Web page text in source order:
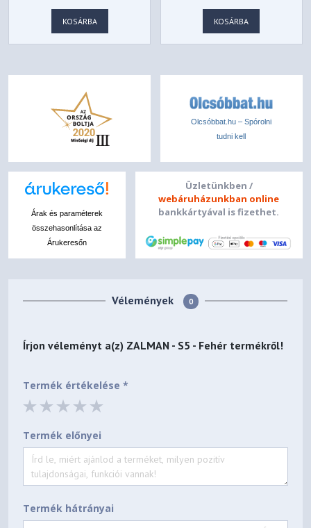
KOSÁRBA KOSÁRBA
Olcsóbbat.hu – Spórolni
tudni kell
Árak és paraméterek
összehasonlítása az
Árukeresőn
Üzletünkben /
webáruházunkban online
bankkártyával is fizethet.
Vélemények 0
Írjon véleményt a(z) ZALMAN - S5 - Fehér termékről!
Termék értékelése *
Termék előnyei
Termék hátrányai